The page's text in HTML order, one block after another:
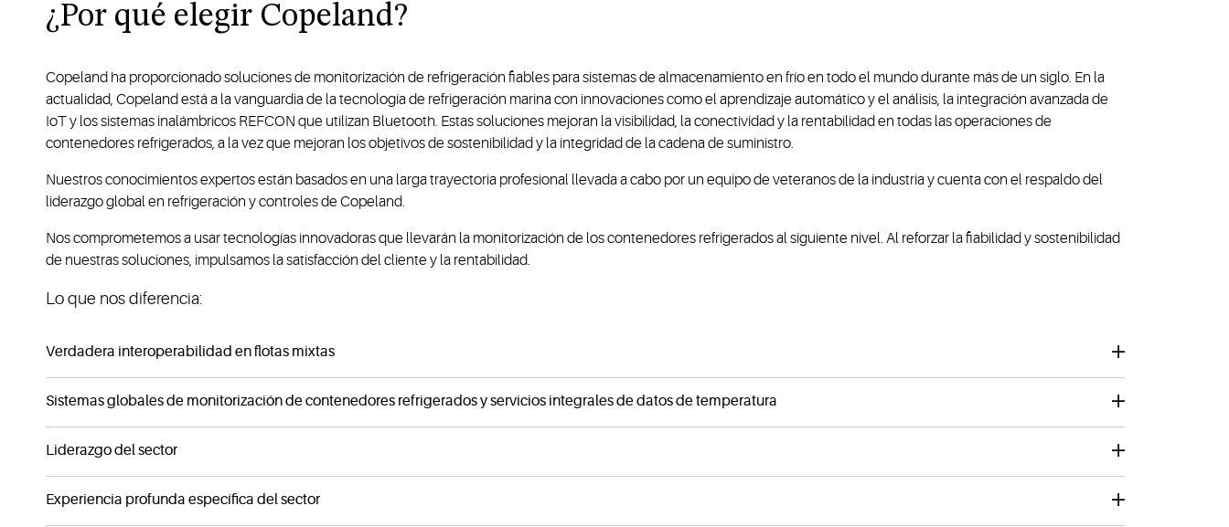
¿Por qué elegir Copeland?
Copeland ha proporcionado soluciones de monitorización de refrigeración fiables para sistemas de almacenamiento en frío en todo el mundo durante más de un siglo. En la
actualidad, Copeland está a la vanguardia de la tecnología de refrigeración marina con innovaciones como el aprendizaje automático y el análisis, la integración avanzada de
IoT y los sistemas inalámbricos REFCON que utilizan Bluetooth. Estas soluciones mejoran la visibilidad, la conectividad y la rentabilidad en todas las operaciones de
contenedores refrigerados, a la vez que mejoran los objetivos de sostenibilidad y la integridad de la cadena de suministro.
Nuestros conocimientos expertos están basados en una larga trayectoria profesional llevada a cabo por un equipo de veteranos de la industria y cuenta con el respaldo del
liderazgo global en refrigeración y controles de Copeland.
Nos comprometemos a usar tecnologías innovadoras que llevarán la monitorización de los contenedores refrigerados al siguiente nivel. Al reforzar la fiabilidad y sostenibilidad
de nuestras soluciones, impulsamos la satisfacción del cliente y la rentabilidad.
Lo que nos diferencia:
Verdadera interoperabilidad en flotas mixtas
Sistemas globales de monitorización de contenedores refrigerados y servicios integrales de datos de temperatura
Liderazgo del sector
Experiencia profunda específica del sector